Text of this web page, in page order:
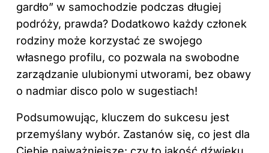
gardło” w samochodzie podczas długiej
podróży, prawda? Dodatkowo każdy członek
rodziny może korzystać ze swojego
własnego profilu, co pozwala na swobodne
zarządzanie ulubionymi utworami, bez obawy
o nadmiar disco polo w sugestiach!
Podsumowując, kluczem do sukcesu jest
przemyślany wybór. Zastanów się, co jest dla